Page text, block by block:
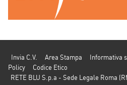
Invia C.V. Area Stampa Informativa
Policy
Codice Etico
RETE BLU S.p.a - Sede Legale Roma